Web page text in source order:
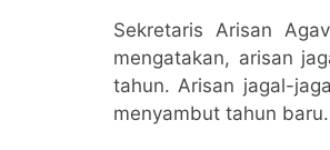
Sekretaris Arisan
mengatakan, arisan
tahun. Arisan jagal-
menyambut tahun baru.